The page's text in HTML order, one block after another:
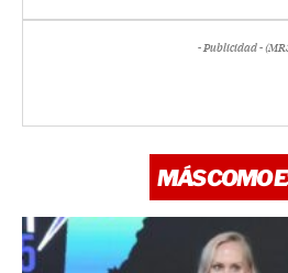
- Publicidad -
MÁS COMO